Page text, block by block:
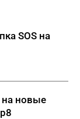
SOS на
на новые